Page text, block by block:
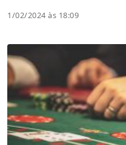
1/02/2024 às 18:09